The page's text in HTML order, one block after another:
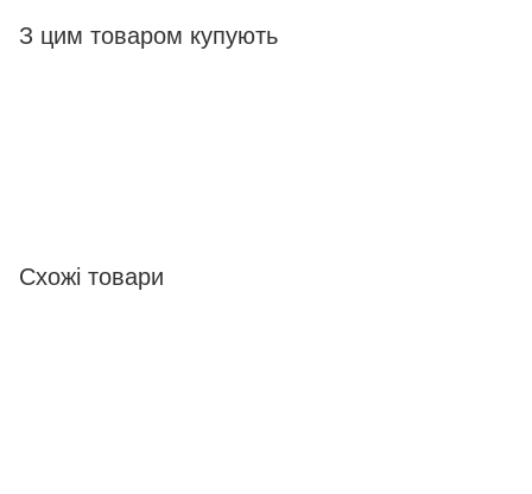
З цим товаром купують
Схожі товари